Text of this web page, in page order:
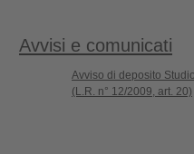
Avvisi e comunicati
Avviso di deposito
(L.R. n° 12/2009, art. 20)